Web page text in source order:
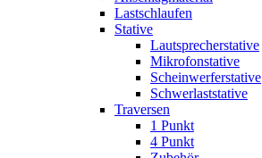
Lastschlaufen
Stative
Lautsprecherstative
Mikrofonstative
Scheinwerferstative
Schwerlaststative
Traversen
1 Punkt
4 Punkt